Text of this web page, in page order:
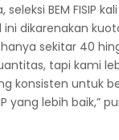
BEM FISIP
ini dikarenakan
sekitar 40
tapi kami
konsisten untuk
yang lebih baik,”